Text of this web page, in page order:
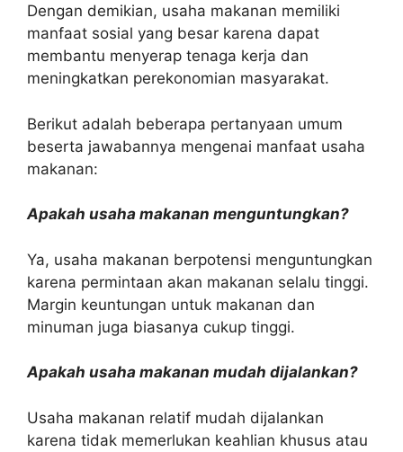
Dengan demikian, usaha makanan memiliki
manfaat sosial yang besar karena dapat
membantu menyerap tenaga kerja dan
meningkatkan perekonomian masyarakat.
Berikut adalah beberapa pertanyaan umum
beserta jawabannya mengenai manfaat usaha
makanan:
Apakah usaha makanan menguntungkan?
Ya, usaha makanan berpotensi menguntungkan
karena permintaan akan makanan selalu tinggi.
Margin keuntungan untuk makanan dan
minuman juga biasanya cukup tinggi.
Apakah usaha makanan mudah dijalankan?
Usaha makanan relatif mudah dijalankan
karena tidak memerlukan keahlian khusus atau